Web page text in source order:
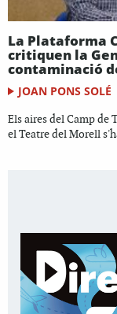
La Plataforma
critiquen la
contaminació
JOAN PONS SOLÉ
Els aires del Camp de
el Teatre del Morell